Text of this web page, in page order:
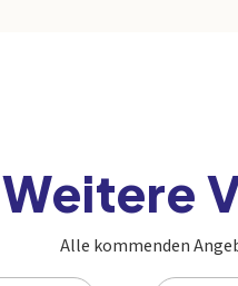
Weitere
Alle kommenden